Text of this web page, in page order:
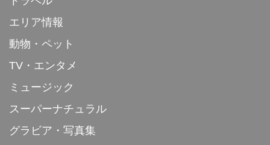
エリア情報
動物・ペット
TV・エンタメ
ミュージック
スーパーナチュラル
グラビア・写真集